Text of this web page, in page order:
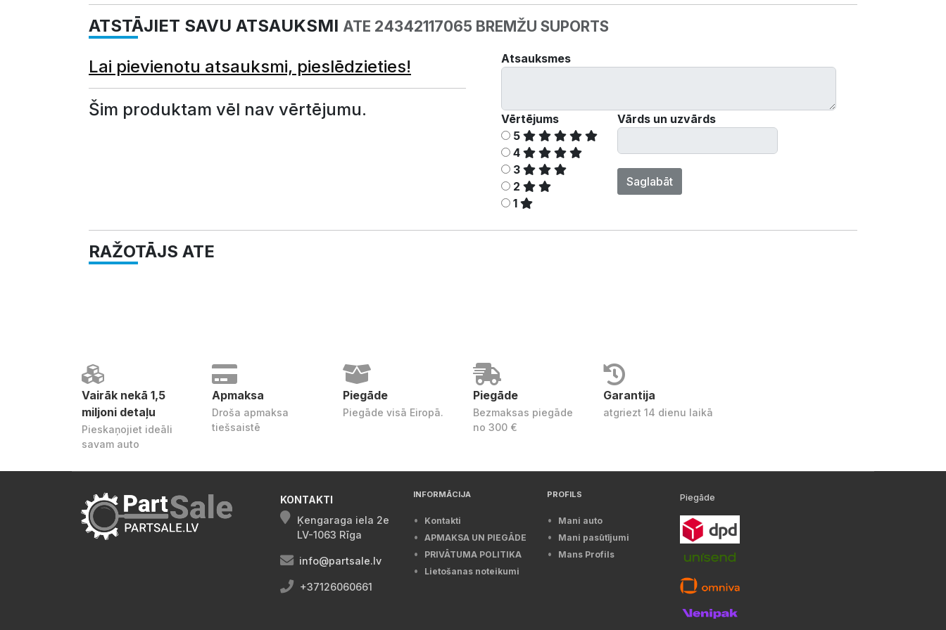
ATSTĀJIET SAVU ATSAUKSMI ATE 24342117065 BREMŽU SUPORTS
Lai pievienotu atsauksmi, pieslēdzieties!
Šim produktam vēl nav vērtējumu.
Atsauksmes
Vērtējums
5
4
3
2
1
Vārds un uzvārds
Saglabāt
RAŽOTĀJS ATE
Vairāk nekā 1,5
miljoni detaļu
Pieskaņojiet ideāli
savam auto
Apmaksa
Droša apmaksa
tiešsaistē
Piegāde
Piegāde visā Eiropā.
Piegāde
Bezmaksas piegāde
no 300 €
Garantija
atgriezt 14 dienu laikā
KONTAKTI
Ķengaraga iela 2e
LV-1063 Rīga
info@partsale.lv
+37126060661
INFORMĀCIJA
Kontakti
APMAKSA UN PIEGĀDE
PRIVĀTUMA POLITIKA
Lietošanas noteikumi
PROFILS
Mani auto
Mani pasūtījumi
Mans Profils
Piegāde